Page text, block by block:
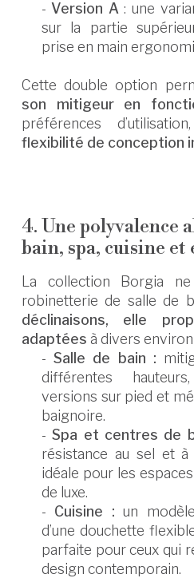
-Version A : une
sur la partie
prise en main
Cette double option
son mitigeur en
préférences
flexibilité de conception
4. Une polyvalence
bain, spa, cuisine
La collection Borgia
robinetterie de salle de
déclinaisons, elle
adaptées à divers
-Salle de bain :
différentes
versions sur pied et
baignoire.
-Spa et centres de
résistance au sel et à
idéale pour les
de luxe.
- Cuisine :un
d’une douchette
parfaite pour ceux qui
design contemporain.